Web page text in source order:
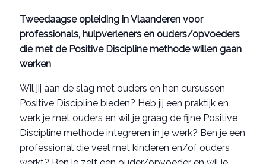
Tweedaagse opleiding in Vlaanderen voor
professionals, hulpverleners en ouders/opvoeders
die met de Positive Discipline methode willen gaan
werken
Wil jij aan de slag met ouders en hen cursussen
Positive Discipline bieden? Heb jij een praktijk en
werk je met ouders en wil je graag de fijne Positive
Discipline methode integreren in je werk? Ben je een
professional die veel met kinderen en/of ouders